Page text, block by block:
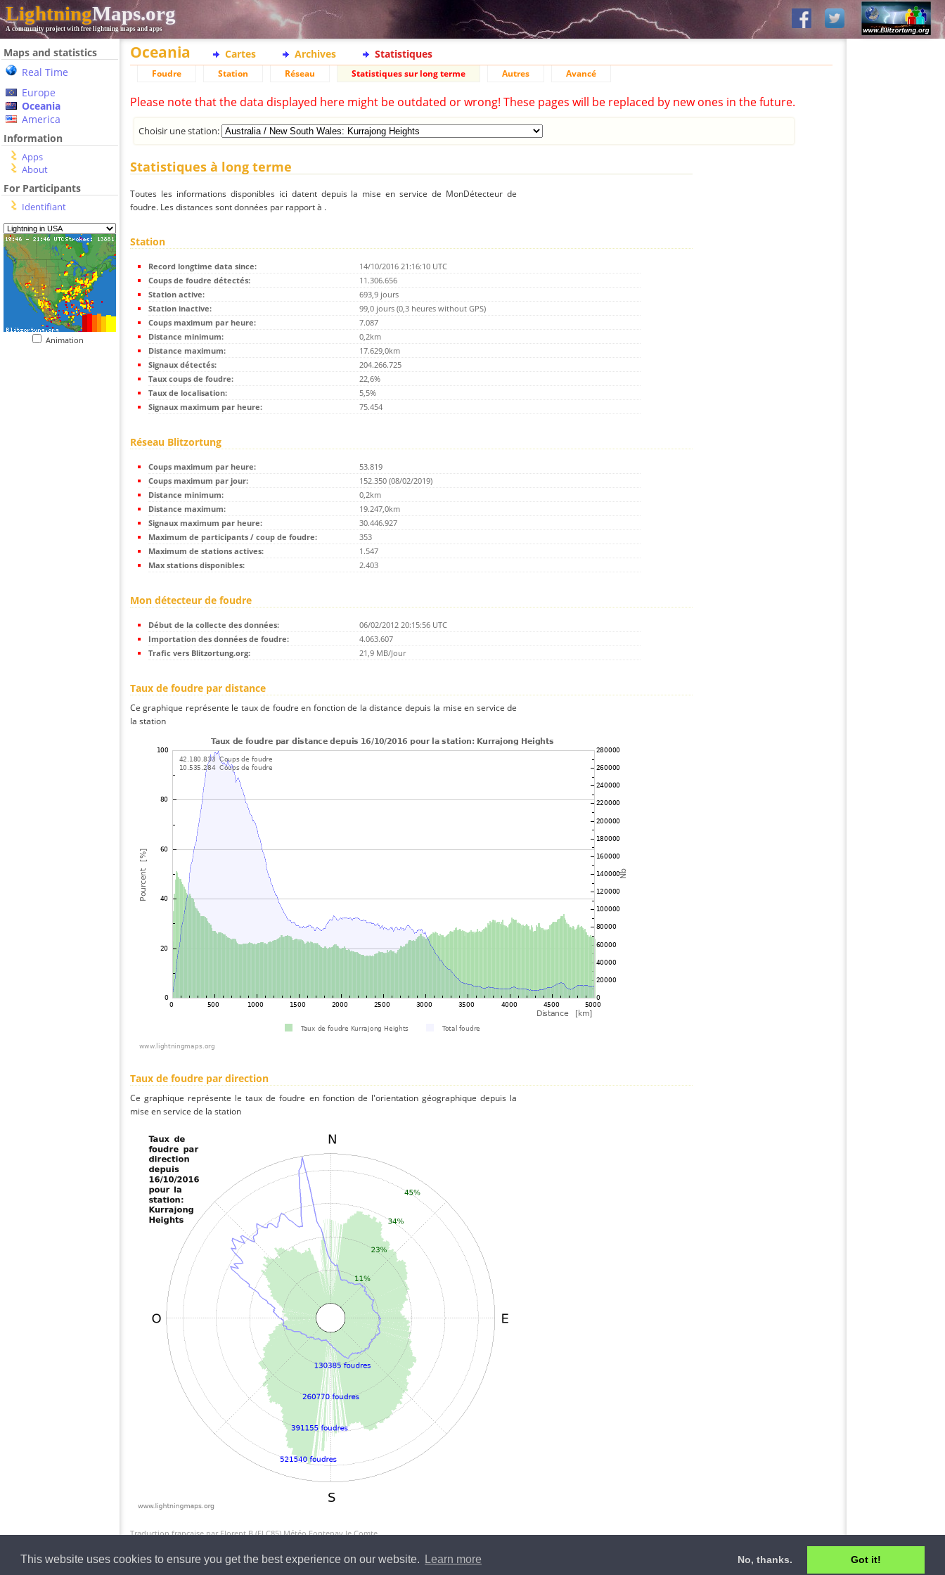
This website uses cookies to ensure you get the best experience on our website. Learn more No, thanks. Got it!
LightningMaps.org
A community project with free lightning maps and apps
Maps and statistics
Real Time
Europe
Oceania
America
Information
Apps
About
For Participants
Identifiant
Animation
Oceania Cartes Archives Statistiques
Foudre Station Réseau Statistiques sur long terme Autres Avancé
Please note that the data displayed here might be outdated or wrong! These pages will be replaced by new ones in the future.
Choisir une station:
Statistiques à long terme
Toutes les informations disponibles ici datent depuis la mise en service de MonDétecteur de
foudre. Les distances sont données par rapport à .
Station
Record longtime data since:
14/10/2016 21:16:10 UTC
Coups de foudre détectés:
11.306.656
Station active:
693,9 jours
Station inactive:
99,0 jours (0,3 heures without GPS)
Coups maximum par heure:
7.087
Distance minimum:
0,2km
Distance maximum:
17.629,0km
Signaux détectés:
204.266.725
Taux coups de foudre:
22,6%
Taux de localisation:
5,5%
Signaux maximum par heure:
75.454
Réseau Blitzortung
Coups maximum par heure:
53.819
Coups maximum par jour:
152.350 (08/02/2019)
Distance minimum:
0,2km
Distance maximum:
19.247,0km
Signaux maximum par heure:
30.446.927
Maximum de participants / coup de foudre:
353
Maximum de stations actives:
1.547
Max stations disponibles:
2.403
Mon détecteur de foudre
Début de la collecte des données:
06/02/2012 20:15:56 UTC
Importation des données de foudre:
4.063.607
Trafic vers Blitzortung.org:
21,9 MB/Jour
Taux de foudre par distance
Ce graphique représente le taux de foudre en fonction de la distance depuis la mise en service de
la station
Taux de foudre par direction
Ce graphique représente le taux de foudre en fonction de l'orientation géographique depuis la
mise en service de la station
Traduction française par Florent.B (FLC85) Météo Fontenay le Comte